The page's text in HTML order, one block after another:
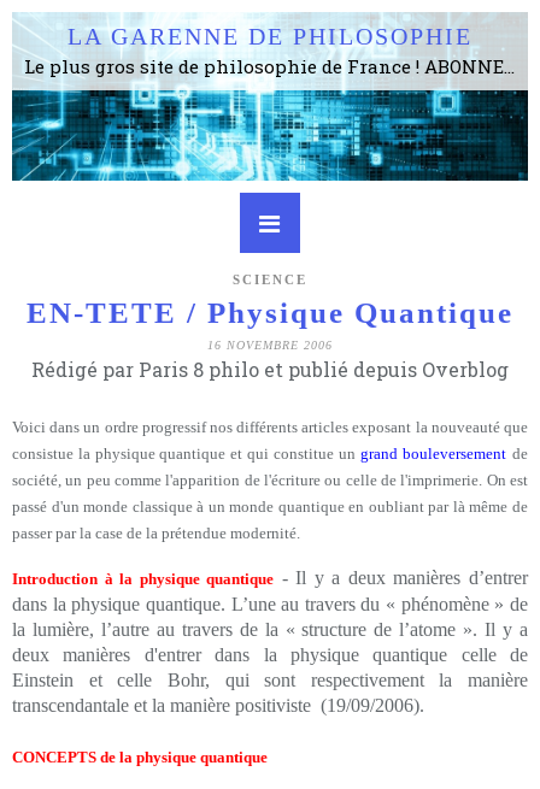
LA GARENNE DE PHILOSOPHIE
Le plus gros site de philosophie de France ! ABONNEZ-VOUS ! 4115 Articles, 1634 abonné·e·s, depuis 2006 . . . . . . . . 2 852 214 pages vues jusqu'à présent. Prestance et être apte à un plus grand nombre de choses.
SCIENCE
EN-TETE / Physique Quantique
16 NOVEMBRE 2006
Rédigé par Paris 8 philo et publié depuis Overblog
Voici dans un ordre progressif nos différents articles exposant la nouveauté que
consistue la physique quantique et qui constitue un grand bouleversement de
société, un peu comme l'apparition de l'écriture ou celle de l'imprimerie. On est
passé d'un monde classique à un monde quantique en oubliant par là même de
passer par la case de la prétendue modernité.
Introduction à la physique quantique - Il y a deux manières d’entrer
dans la physique quantique. L’une au travers du « phénomène » de
la lumière, l’autre au travers de la « structure de l’atome ». Il y a
deux manières d'entrer dans la physique quantique celle de
Einstein et celle Bohr, qui sont respectivement la manière
transcendantale et la manière positiviste (19/09/2006).
CONCEPTS de la physique quantique